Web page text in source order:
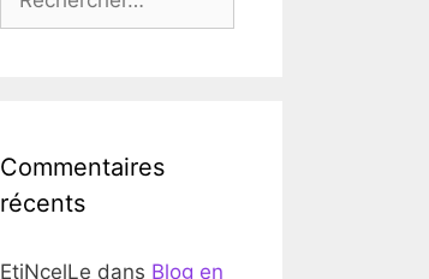
Commentaires
récents
EtiNcelLe dans Blog en